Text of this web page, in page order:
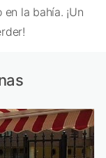
la bahía. ¡Un